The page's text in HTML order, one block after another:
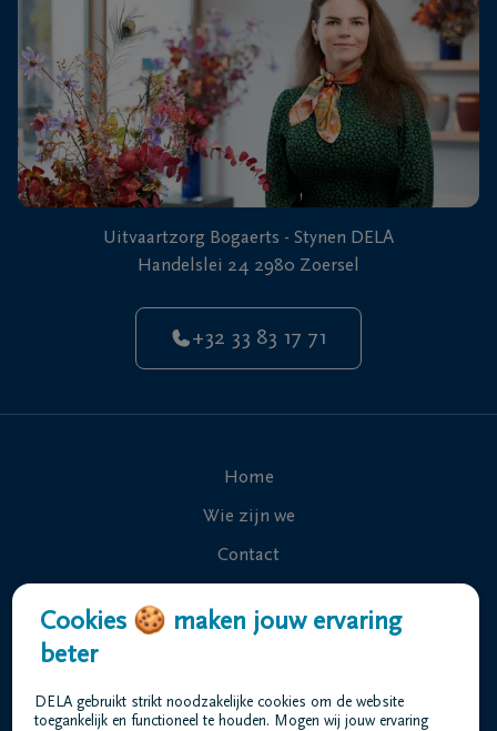
24u/24
+32
33
83
17
71
Zoersel
Uitvaartzorg Bogaerts - Stynen DELA
Handelslei 24 2980 Zoersel
+32 33 83 17 71
Home
Wie zijn we
Contact
Overlijdensberichten
Veelgestelde vragen
Cookies 🍪 maken jouw ervaring
beter
DELA gebruikt strikt noodzakelijke cookies om de website
toegankelijk en functioneel te houden. Mogen wij jouw ervaring